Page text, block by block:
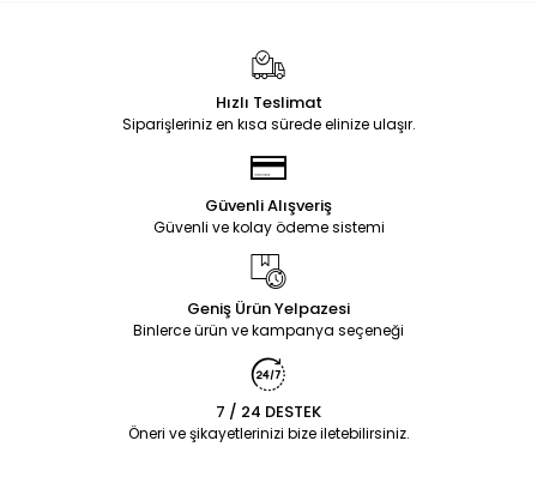
Hızlı Teslimat
Siparişleriniz en kısa sürede elinize ulaşır.
Güvenli Alışveriş
Güvenli ve kolay ödeme sistemi
Geniş Ürün Yelpazesi
Binlerce ürün ve kampanya seçeneği
7 / 24 DESTEK
Öneri ve şikayetlerinizi bize iletebilirsiniz.